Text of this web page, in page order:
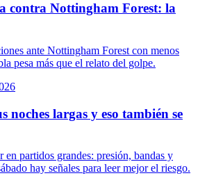
contra Nottingham Forest: la
ante Nottingham Forest con menos
pesa más que el relato del golpe.
noches largas y eso también se
partidos grandes: presión, bandas y
hay señales para leer mejor el riesgo.